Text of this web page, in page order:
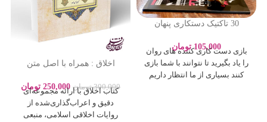
30 تاکتیک دستکاری پنهان
پورباقر – نشر یوشیتا
105,000 تومان
بازی دست کاری کننده های روان
را یاد بگیرید تا نتوانند با شما بازی
کنند بسیاری از ما انتظار داریم
اخلاق : همراه با اصل متن
300,000 تومان 250,000 تومان
کتاب اخلاق با ارائه مجموعه‌ای
دقیق و اعراب‌گذاری‌شده از
روایات اخلاقی اسلامی، منبعی